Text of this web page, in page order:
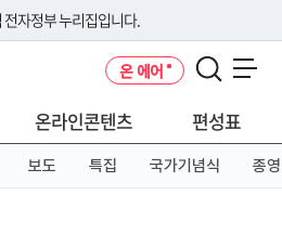
자정부 누리집입니다.
메인 주소를 사용하고 있다면 아래 URL에
요
온 에어
온라인콘텐츠 편성표
보도 특집 국가기념식 종영